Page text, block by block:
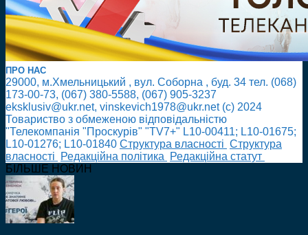
ПРО НАС
29000, м.Хмельницький , вул. Соборна , буд. 34 тел. (068)
173-00-73, (067) 380-5588, (067) 905-3237
eksklusiv@ukr.net, vinskevich1978@ukr.net (с) 2024
Товариство з обмеженою відповідальністю
"Телекомпанія "Проскурів" "TV7+" L10-00411; L10-01675;
L10-01276; L10-01840 Cтруктура власності Cтруктура
власності
Редакційна політика
Редакційна статут
БІЛЬШЕ НОВИН